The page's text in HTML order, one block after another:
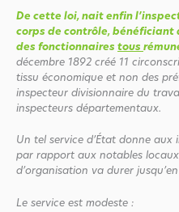
De cette loi, nait enfin
corps de contrôle, bénéficiant
des fonctionnaires tous
décembre 1892 créé 11
tissu économique et non des
inspecteur divisionnaire du
inspecteurs départementaux.
Un tel service d’État donne
par rapport aux notables
d’organisation va durer jusqu’en
Le service est modeste :